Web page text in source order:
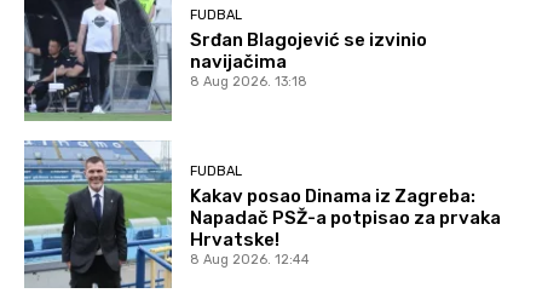
FUDBAL
Srđan Blagojević se izvinio
navijačima
8 Aug 2026. 13:18
FUDBAL
Kakav posao Dinama iz Zagreba:
Napadač PSŽ-a potpisao za prvaka
Hrvatske!
8 Aug 2026. 12:44